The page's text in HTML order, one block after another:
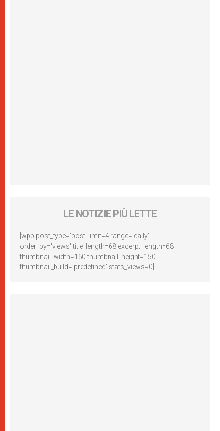
LE NOTIZIE PIÙ LETTE
[wpp post_type='post' limit=4 range='daily'
order_by='views' title_length=68 excerpt_length=68
thumbnail_width=150 thumbnail_height=150
thumbnail_build='predefined' stats_views=0]